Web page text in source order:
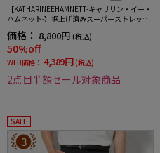
【KATHARINEEHAMNETT-キャサリン・イー・
ハムネット-】裾上げ済みスーパーストレッチ
無地
価格： 8,800円 (税込)
50%off
WEB価格： 4,389円 (税込)
2点目半額セール対象商品
SALE
3